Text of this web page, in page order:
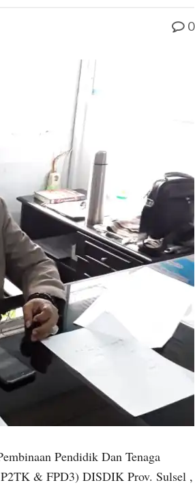
0
Pendidik Dan Tenaga
& FPD3) DISDIK Prov. Sulsel ,